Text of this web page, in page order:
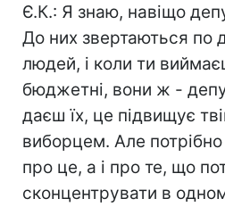
Є.К.: Я знаю, навіщо
До них звертаються по
людей, і коли ти
бюджетні, вони ж -
даєш їх, це підвищує
виборцем. Але
про це, а і про те, що
сконцентрувати в